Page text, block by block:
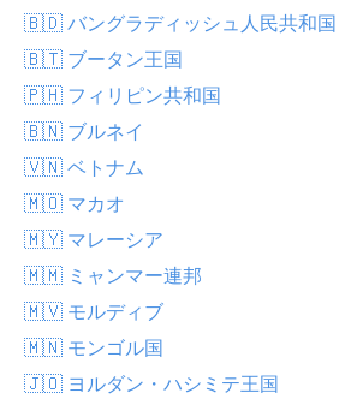
🇧🇩 バングラディッシュ人民共和国
🇧🇹 ブータン王国
🇵🇭 フィリピン共和国
🇧🇳 ブルネイ
🇻🇳 ベトナム
🇲🇴 マカオ
🇲🇾 マレーシア
🇲🇲 ミャンマー連邦
🇲🇻 モルディブ
🇲🇳 モンゴル国
🇯🇴 ヨルダン・ハシミテ王国